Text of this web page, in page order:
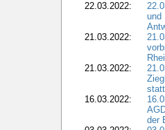
22.03.2022:
und
21.03.2022:
21.03.2022:
16.03.2022:
der